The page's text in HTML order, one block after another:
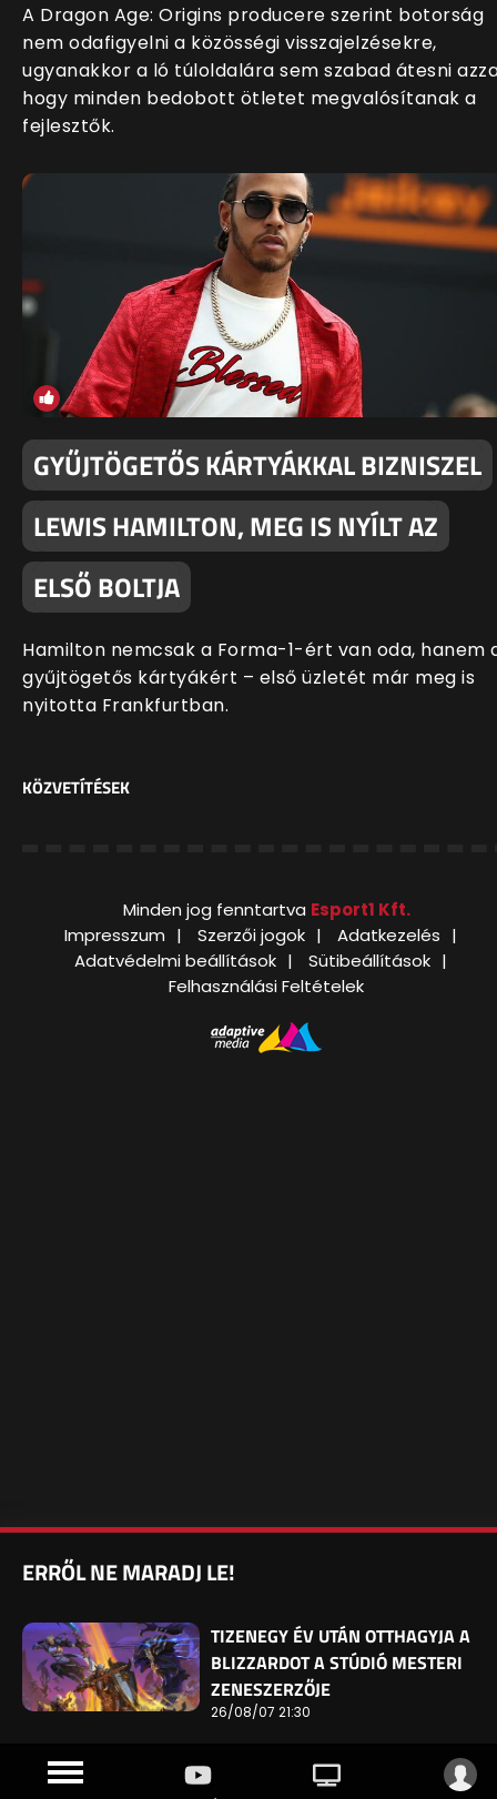
A Dragon Age: Origins producere szerint botorság
nem odafigyelni a közösségi visszajelzésekre,
ugyanakkor a ló túloldalára sem szabad átesni
hogy minden bedobott ötletet megvalósítanak a
fejlesztők.
GYŰJTÖGETŐS KÁRTYÁKKAL BIZNISZEL
LEWIS HAMILTON, MEG IS NYÍLT AZ
ELSŐ BOLTJA
Hamilton nemcsak a Forma-1-ért van oda, hanem
gyűjtögetős kártyákért – első üzletét már meg is
nyitotta Frankfurtban.
KÖZVETÍTÉSEK
Minden jog fenntartva Esport1 Kft.
Impresszum
Szerzői jogok
Adatkezelés
Adatvédelmi beállítások
Sütibeállítások
Felhasználási Feltételek
ERRŐL NE MARADJ LE!
TIZENEGY ÉV UTÁN OTTHAGYJA A
BLIZZARDOT A STÚDIÓ MESTERI
ZENESZERZŐJE
26/08/07 21:30